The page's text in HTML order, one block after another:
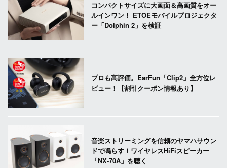
コンパクトサイズに大画面＆高画質をオー
ルインワン！ ETOEモバイルプロジェクタ
ー「Dolphin 2」を検証
プロも高評価。EarFun「Clip2」全方位レ
ビュー！【割引クーポン情報あり】
音楽ストリーミングを信頼のヤマハサウン
ドで鳴らす！ワイヤレスHiFiスピーカー
「NX-70A」を聴く